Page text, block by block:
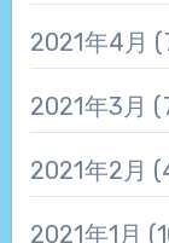
2021年4月
2021年3月
2021年2月
2021年1月